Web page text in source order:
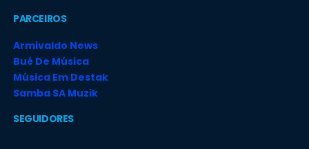
PARCEIROS
Armivaldo News
Bué De Música
Música Em Destak
Samba SA Muzik
SEGUIDORES